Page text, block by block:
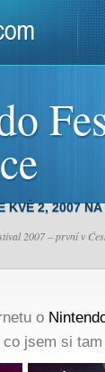
KVĚ 2, 2007 NA
2007 – první v
o
jsem si